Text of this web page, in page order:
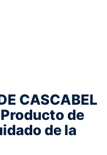
CASCABEL
de
de la